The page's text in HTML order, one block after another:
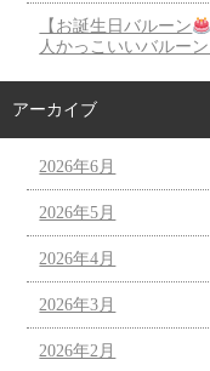
【お誕生日バルーン
人かっこいいバルー
アーカイブ
2026年6月
2026年5月
2026年4月
2026年3月
2026年2月